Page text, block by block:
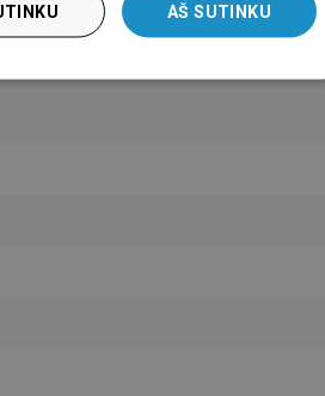
LITHUANIAN
AŠ SUTINKU